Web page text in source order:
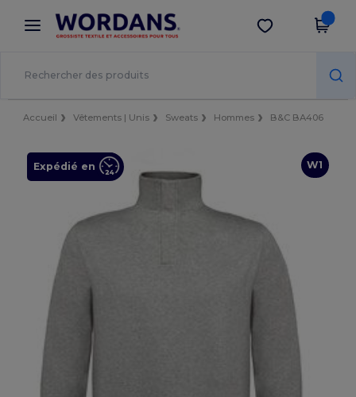
× Appli Wordans
Meilleurs prix sur l’app !
Obtenir l'appli
Accueil Vêtements | Unis Sweats Hommes B&C BA406
W1
Expédié en